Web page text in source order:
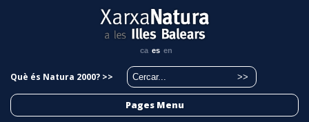
ca es en
Què és Natura 2000? >>
Pages Menu